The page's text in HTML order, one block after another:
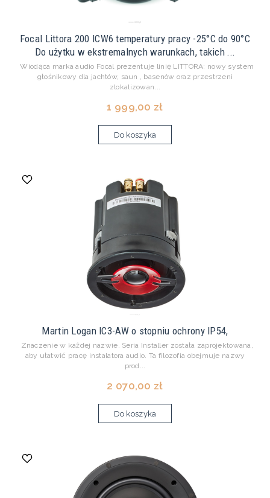
Focal Littora 200 ICW6 temperatury pracy -25°C do 90°C
Do użytku w ekstremalnych warunkach, takich ...
Wiodąca marka audio Focal prezentuje linię LITTORA: nowy system
głośnikowy dla jachtów, saun , basenów oraz przestrzeni
zlokalizowan...
1 999,00 zł
Do koszyka
Martin Logan IC3-AW o stopniu ochrony IP54,
Znaczenie w każdej nazwie. Seria Installer została zaprojektowana,
aby ułatwić pracę instalatora audio. Ta filozofia obejmuje nazwy
prod...
2 070,00 zł
Do koszyka